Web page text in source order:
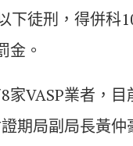
下徒刑，得併科
金。
家VASP業者，目
期局副局長黃仲